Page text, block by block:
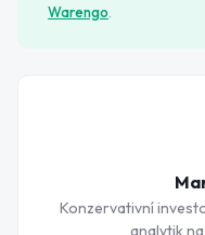
Warengo
Konzervativní
analytik